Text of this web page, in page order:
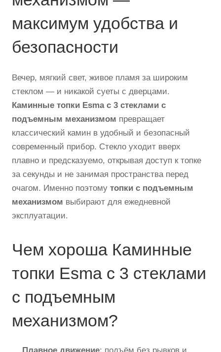
максимум удобства и
безопасности
Вечер, мягкий свет, живое пламя за широким
стеклом — и никакой суеты с дверцами.
Каминные топки Esma с 3 стеклами с
подъемным механизмом превращает
классический камин в удобный и безопасный
современный прибор. Стекло уходит вверх
плавно и предсказуемо, открывая доступ к топке
за секунды и не занимая пространства перед
очагом. Именно поэтому топки с подъемным
механизмом выбирают для ежедневной
эксплуатации.
Чем хороша Каминные
топки Esma с 3 стеклами
с подъемным
механизмом?